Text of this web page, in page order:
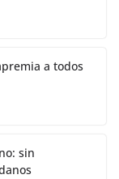
a todos
sin